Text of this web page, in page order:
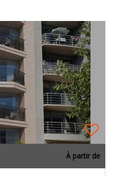
À partir de